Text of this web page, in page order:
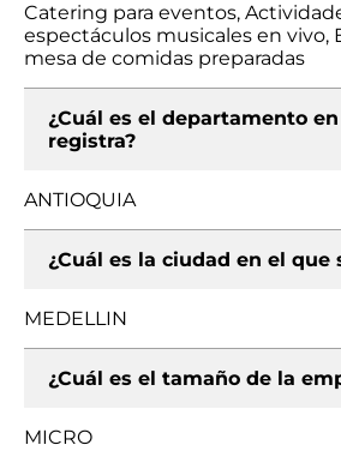
Catering para eventos,
espectáculos musicales en vivo,
mesa de comidas preparadas
¿Cuál es el departamento
registra?
ANTIOQUIA
¿Cuál es la ciudad en el que
MEDELLIN
¿Cuál es el tamaño de la
MICRO